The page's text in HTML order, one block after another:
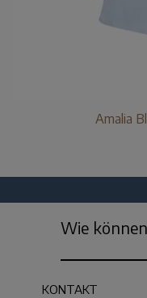
Amalia
Wie
KONTAKT